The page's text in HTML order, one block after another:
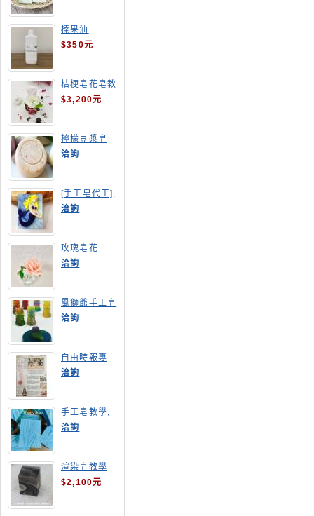
榛果油
$350元
桔梗皂花皂教
學
$3,200元
檸檬豆漿皂
(溫潤手感皂)
洽詢
[手工皂代工],
美人魚手工皂
洽詢
玫瑰皂花
洽詢
風獅爺手工皂
洽詢
自由時報專
訪,手工皂達
人陳德昇老師
洽詢
手工皂教學,
手工皂當月課
程,渲染皂
洽詢
渲染皂教學
$2,100元